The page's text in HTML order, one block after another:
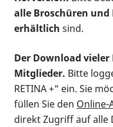
alle Broschüren und
erhältlich sind.
Der Download
Mitglieder. Bitte
RETINA +" ein. Sie
füllen Sie den Online-
direkt Zugriff auf alle